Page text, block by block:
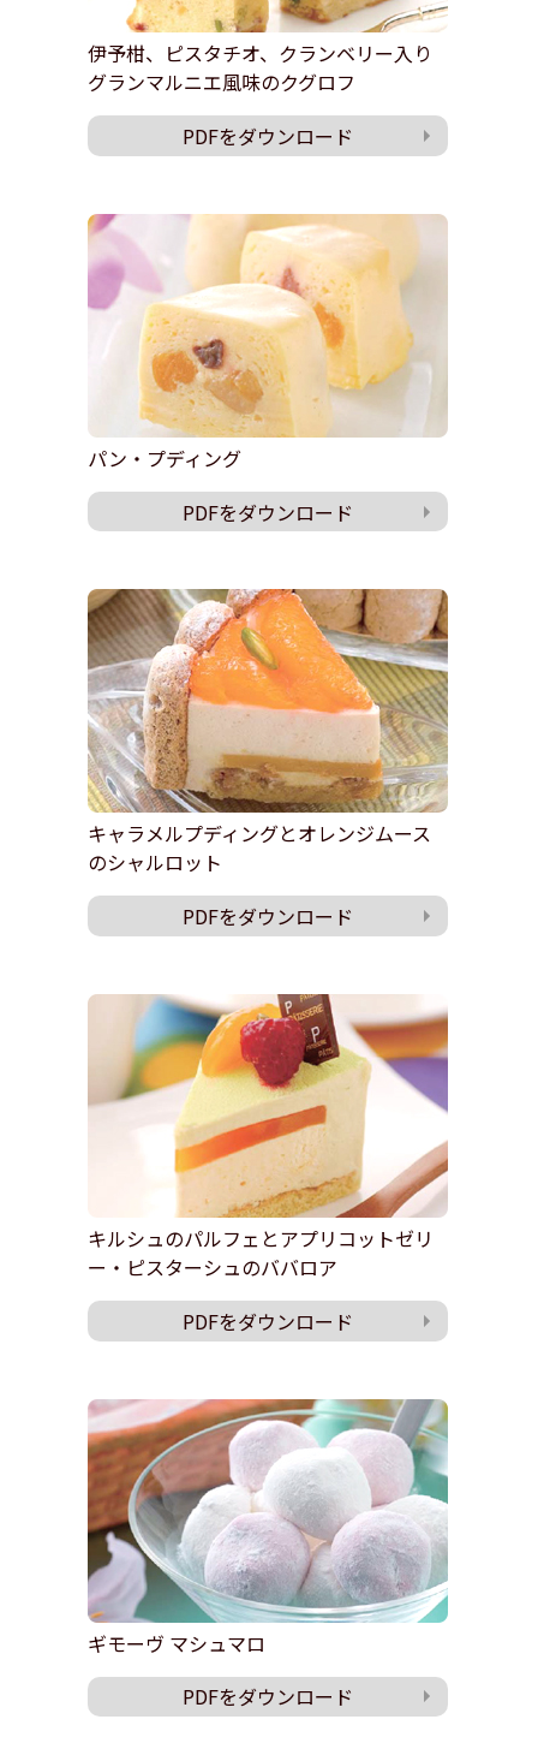
伊予柑、ピスタチオ、クランベリー入り
グランマルニエ風味のクグロフ
PDFをダウンロード
パン・プディング
PDFをダウンロード
キャラメルプディングとオレンジムース
のシャルロット
PDFをダウンロード
キルシュのパルフェとアプリコットゼリ
ー・ピスターシュのババロア
PDFをダウンロード
ギモーヴ マシュマロ
PDFをダウンロード